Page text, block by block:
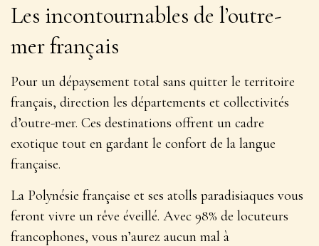
Les incontournables de l’outre-
mer français
Pour un dépaysement total sans quitter le territoire
français, direction les départements et collectivités
d’outre-mer. Ces destinations offrent un cadre
exotique tout en gardant le confort de la langue
française.
La Polynésie française et ses atolls paradisiaques vous
feront vivre un rêve éveillé. Avec 98% de locuteurs
francophones, vous n’aurez aucun mal à